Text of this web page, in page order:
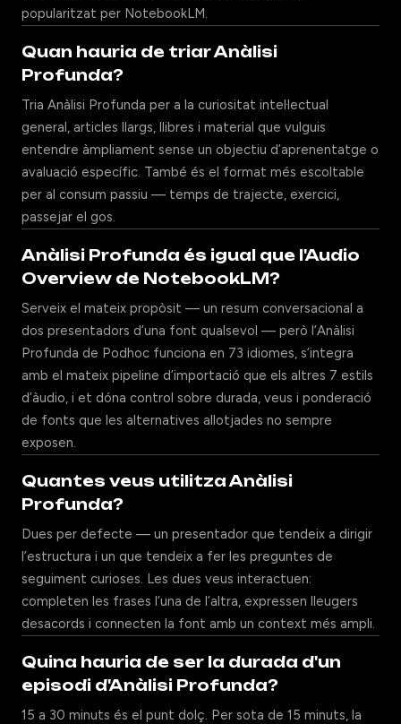
popularitzat per NotebookLM.
Quan hauria de triar Anàlisi
Profunda?
Tria Anàlisi Profunda per a la curiositat intel·lectual
general, articles llargs, llibres i material que vulguis
entendre àmpliament sense un objectiu d’aprenentatge o
avaluació específic. També és el format més escoltable
per al consum passiu — temps de trajecte, exercici,
passejar el gos.
Anàlisi Profunda és igual que l'Audio
Overview de NotebookLM?
Serveix el mateix propòsit — un resum conversacional a
dos presentadors d’una font qualsevol — però l’Anàlisi
Profunda de Podhoc funciona en 73 idiomes, s’integra
amb el mateix pipeline d’importació que els altres 7 estils
d’àudio, i et dóna control sobre durada, veus i ponderació
de fonts que les alternatives allotjades no sempre
exposen.
Quantes veus utilitza Anàlisi
Profunda?
Dues per defecte — un presentador que tendeix a dirigir
l’estructura i un que tendeix a fer les preguntes de
seguiment curioses. Les dues veus interactuen:
completen les frases l’una de l’altra, expressen lleugers
desacords i connecten la font amb un context més ampli.
Quina hauria de ser la durada d'un
episodi d'Anàlisi Profunda?
15 a 30 minuts és el punt dolç. Per sota de 15 minuts, la